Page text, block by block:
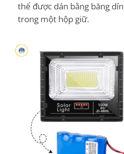
thể được dán bằng băng
trong một hộp giữ.